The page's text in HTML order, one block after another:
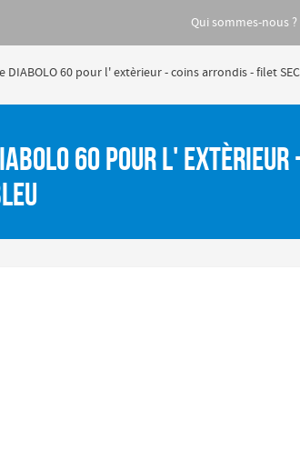
Qui sommes-nous ?
DIABOLO 60 pour l' extèrieur - coins arrondis - filet
60 pour l'